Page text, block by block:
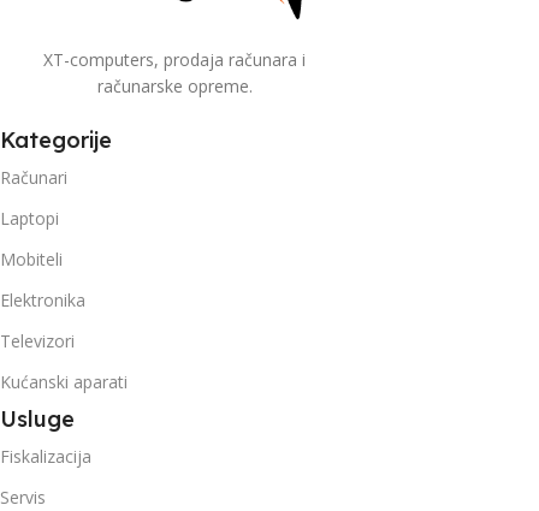
XT-computers, prodaja računara i
računarske opreme.
Kategorije
Računari
Laptopi
Mobiteli
Elektronika
Televizori
Kućanski aparati
Usluge
Fiskalizacija
Servis